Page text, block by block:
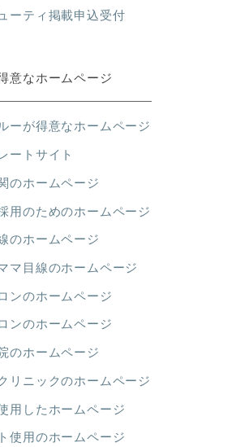
ーティ掲載申込受付
意なホームページ
ーが得意なホームページ
ートサイト
のホームページ
用のためのホームページ
のホームページ
マ目線のホームページ
ンのホームページ
ンのホームページ
のホームページ
リニックのホームページ
用したホームページ
使用のホームページ